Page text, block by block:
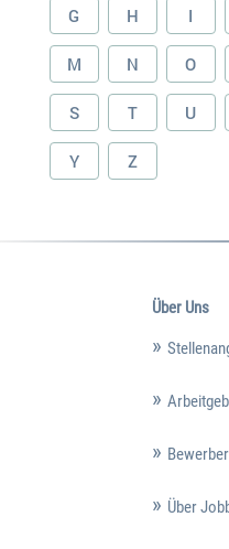
G H I
M N O
S T U
Y Z
Über Uns
Über